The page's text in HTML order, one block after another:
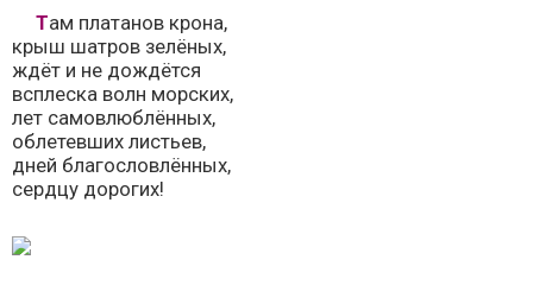
Там платанов крона,
крыш шатров зелёных,
ждёт и не дождётся
всплеска волн морских,
лет самовлюблённых,
облетевших листьев,
дней благословлённых,
сердцу дорогих!